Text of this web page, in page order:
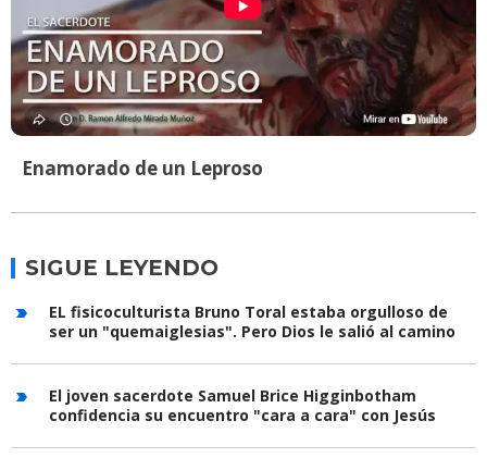
Enamorado de un Leproso
SIGUE LEYENDO
EL fisicoculturista Bruno Toral estaba orgulloso de
ser un "quemaiglesias". Pero Dios le salió al camino
El joven sacerdote Samuel Brice Higginbotham
confidencia su encuentro "cara a cara" con Jesús